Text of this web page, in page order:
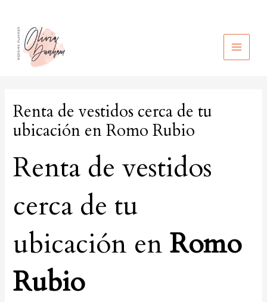
contenido
MAIN
Renta de vestidos cerca de tu
ubicación en Romo Rubio
Renta de vestidos
cerca de tu
ubicación enRomo
Rubio